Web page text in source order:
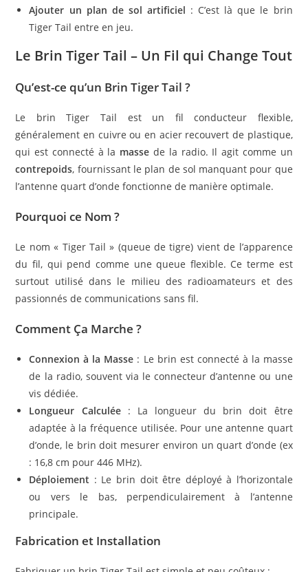
Ajouter un plan de sol artificiel : C’est là que le brin
Tiger Tail entre en jeu.
Le Brin Tiger Tail – Un Fil qui Change Tout
Qu’est-ce qu’un Brin Tiger Tail ?
Le brin Tiger Tail est un fil conducteur flexible,
généralement en cuivre ou en acier recouvert de plastique,
qui est connecté à la masse de la radio. Il agit comme un
contrepoids, fournissant le plan de sol manquant pour que
l’antenne quart d’onde fonctionne de manière optimale.
Pourquoi ce Nom ?
Le nom « Tiger Tail » (queue de tigre) vient de l’apparence
du fil, qui pend comme une queue flexible. Ce terme est
surtout utilisé dans le milieu des radioamateurs et des
passionnés de communications sans fil.
Comment Ça Marche ?
Connexion à la Masse : Le brin est connecté à la masse
de la radio, souvent via le connecteur d’antenne ou une
vis dédiée.
Longueur Calculée: La longueur du brin doit être
adaptée à la fréquence utilisée. Pour une antenne quart
d’onde, le brin doit mesurer environ un quart d’onde (ex
: 16,8 cm pour 446 MHz).
Déploiement : Le brin doit être déployé à l’horizontale
ou vers le bas, perpendiculairement à l’antenne
principale.
Fabrication et Installation